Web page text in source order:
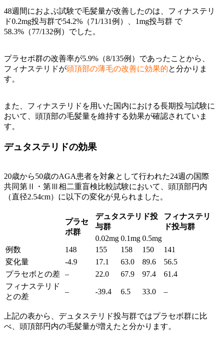
48週間におよぶ試験で毛髪量が改善したのは、フィナステリ
ド0.2mg投与群で54.2%（71/131例）、1mg投与群 で
58.3%（77/132例）でした。
プラセボ群の改善率が5.9%（8/135例）であったことから、
フィナステリドが頭頂部の薄毛の改善に効果的と分かりま
す。
また、フィナステリドを用いた国内における長期投与試験に
おいて、頭頂部の毛髪量を維持する効果が確認されていま
す。
デュタステリドの効果
20歳から50歳のAGA患者を対象として行われた24週の国際
共同第Ⅱ・第Ⅲ相二重盲検比較試験において、頭頂部円内
（直径2.54cm）に以下の変化が見られました。
プラセ
ボ群
デュタステリド投
与群
フィナステリ
ド投与群
0.02mg 0.1mg 0.5mg
例数
148 155 158 150
141
変化量
-4.9 17.1 63.0 89.6
56.5
プラセボとの差 – 22.0 67.9 97.4
61.4
フィナステリド
との差
– -39.4 6.5 33.0 –
上記の表から、デュタステリド投与群ではプラセボ群に比
べ、頭頂部円内の毛髪量が増えたと分かります。